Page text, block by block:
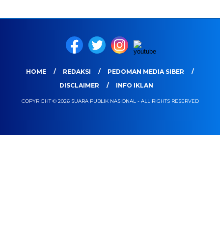
HOME REDAKSI
PEDOMAN MEDIA SIBER
DISCLAIMER
INFO IKLAN
COPYRIGHT © 2026 SUARA PUBLIK NASIONAL - ALL RIGHTS RESERVED